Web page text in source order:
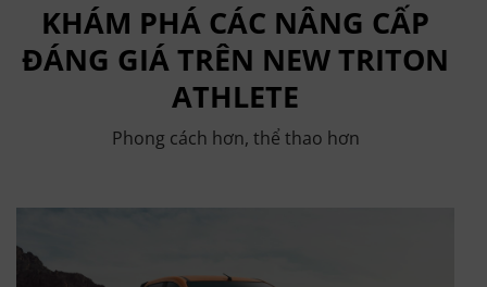
KHÁM PHÁ CÁC NÂNG CẤP
ĐÁNG GIÁ TRÊN NEW TRITON
ATHLETE
Phong cách hơn, thể thao hơn